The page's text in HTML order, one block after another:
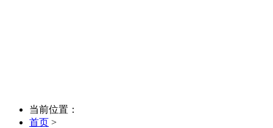
当前位置：
首页 >